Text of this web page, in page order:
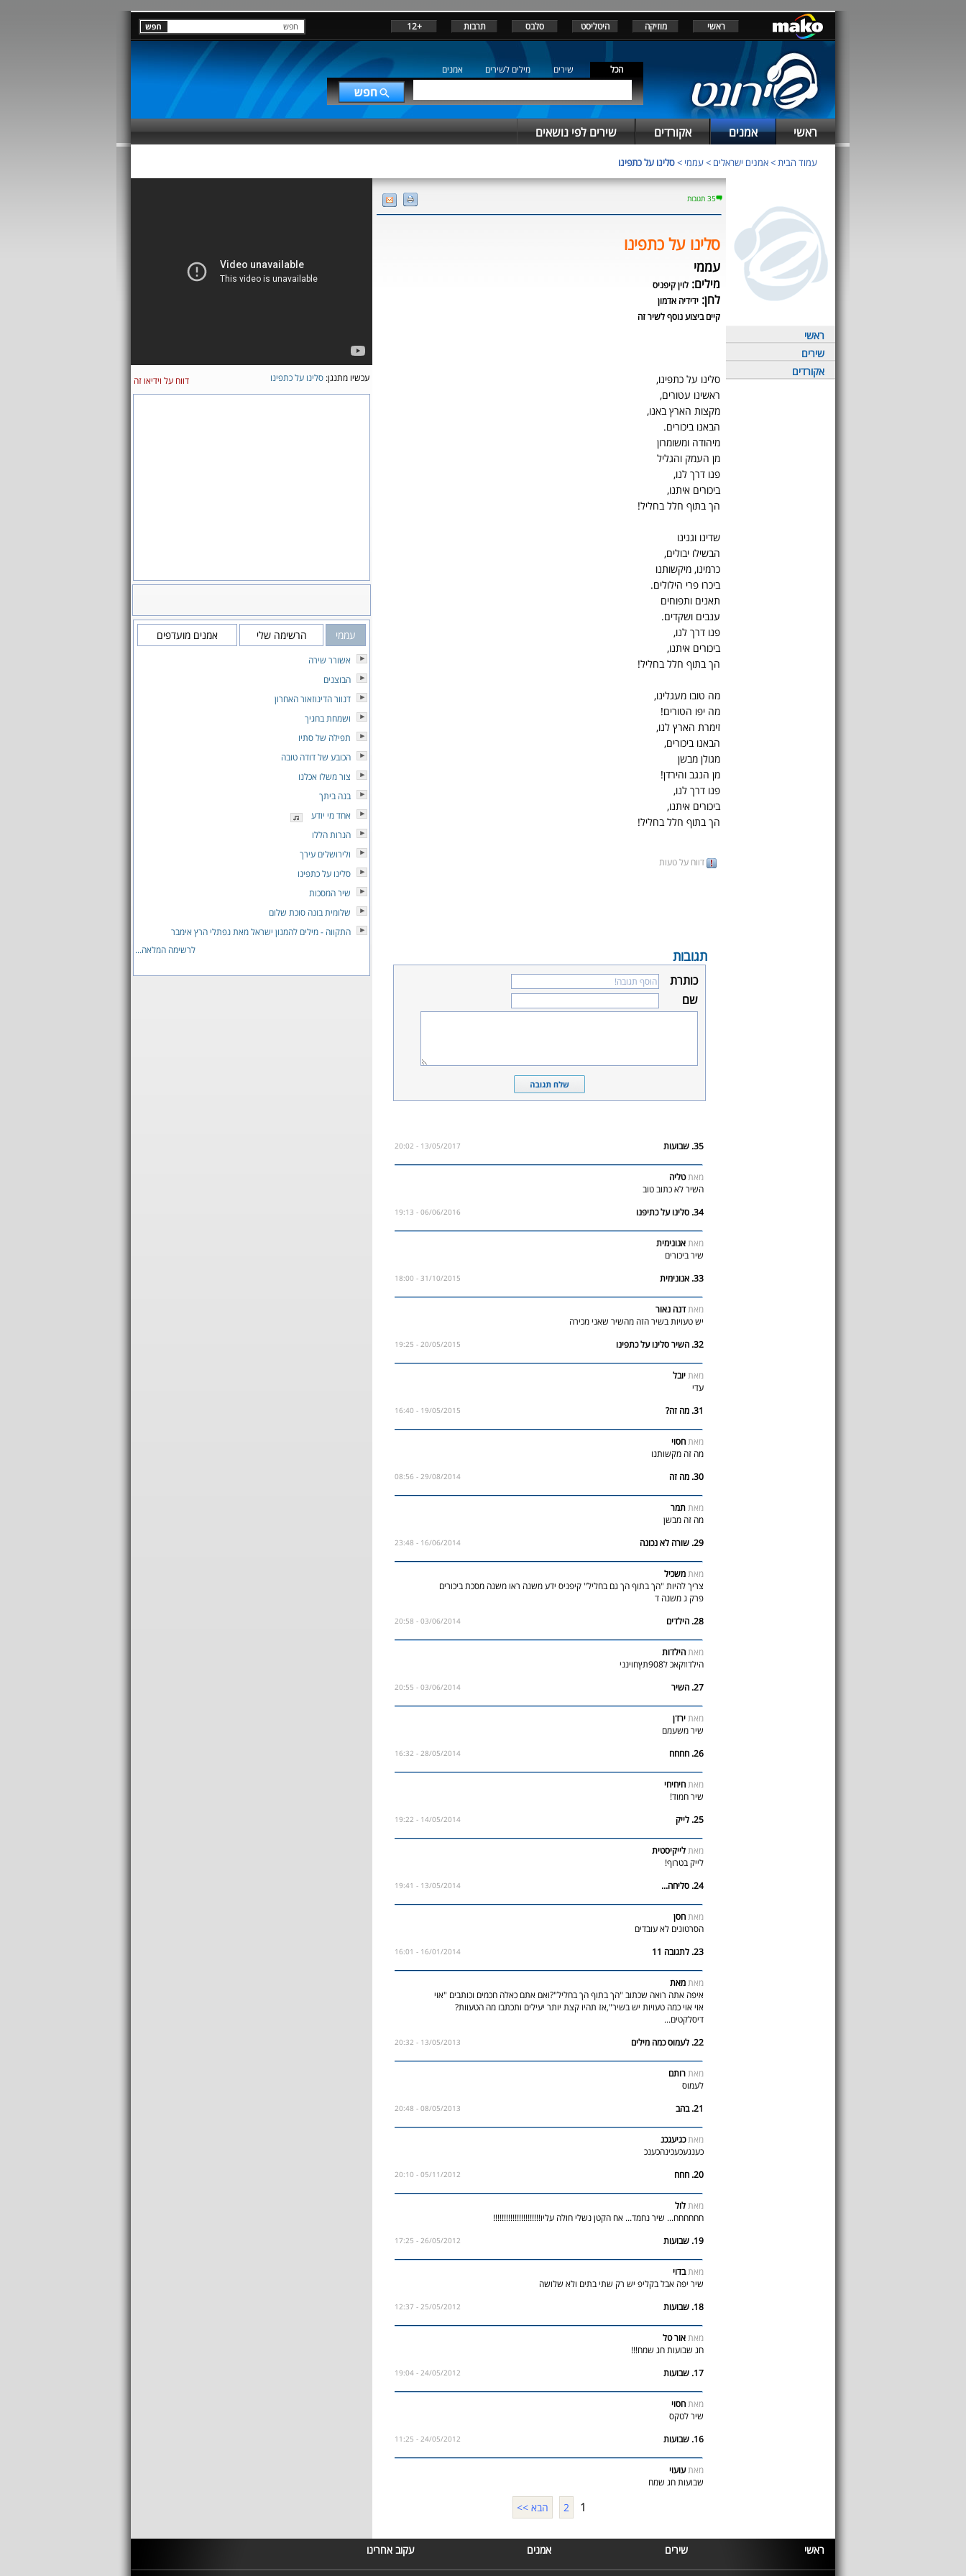
ראשי מוזיקה היטליסט סלבס תרבות +12
הכל שירים מילים לשירים אמנים
ראשי אמנים אקורדים שירים לפי נושאים
עמוד הבית>אמנים ישראלים >עממי >סלינו על כתפינו
ראשי
שירים
אקורדים
35 תגובות
סלינו על כתפינו
עממי
מילים: לוין קיפניס
לחן: ידידיה אדמון
קיים ביצוע נוסף לשיר זה
סלינו על כתפינו,
ראשינו עטורים,
מקצות הארץ באנו,
הבאנו ביכורים.
מיהודה ומשומרון
מן העמק והגליל
פנו דרך לנו,
ביכורים איתנו,
הך בתוף חלל בחליל!
שדינו וגנינו
הבשילו יבולים,
כרמינו, מיקשותנו
ביכרו פרי הילולים.
תאנים ותפוחים
ענבים ושקדים.
פנו דרך לנו,
ביכורים איתנו,
הך בתוף חלל בחליל!
מה טובו מעגלינו,
מה יפו הטורים!
זימרת הארץ לנו,
הבאנו ביכורים,
מגולן מבשן
מן הנגב והירדן!
פנו דרך לנו,
ביכורים איתנו,
הך בתוף חלל בחליל!
דווח על טעות
תגובות
כותרת
שם
35. שבועות 13/05/2017 - 20:02
מאתטליה
השיר לא כתוב טוב
34. סלינו על כתיפנו
06/06/2016 - 19:13
מאתאנונימית
שיר ביכורים
33. אנונימית
31/10/2015 - 18:00
מאתדנה נאור
יש טעויות בשיר הזה מהשיר שאני מכירה
32. השיר סלינו על כתפינו
20/05/2015 - 19:25
מאתיובל
עדי
31. מה זה?
19/05/2015 - 16:40
מאתחסוי
מה זה מקשותנו
30. מה זה
29/08/2014 - 08:56
מאתתמר
מה זה מבשן
29. שורה לא נכונה
16/06/2014 - 23:48
מאתמשכיל
צריך להיות "הך בתוף הך גם בחליל" קיפניס ידע משנה ראו משנה מסכת ביכורים
פרק ג משנה ד
28. הילדים
03/06/2014 - 20:58
מאתהילדות
הילדװקאכ ל908תץחוינני
27. השיר
03/06/2014 - 20:55
מאתירדן
שיר משעמם
26. חחחח
28/05/2014 - 16:32
מאתחיחיחי
שיר חמוד!
25. לייק
14/05/2014 - 19:22
מאתלייקיסטית
לייק בטרוף!
24. סליחה...
13/05/2014 - 19:41
מאתחסן
הסרטונים לא עובדים
23. לתגובה 11
16/01/2014 - 16:01
מאתמאת
איפה אתה רואה שכתוב "הך בתוף הך בחליל"?ואם אתם כאלה חכמים וכותבים "אוי
אוי אוי כמה טעויות יש בשיר",אז תהיו קצת יותר יעילים ותכתבו מה הטעוות?
דיסלקטים...
22. לעמוס כמה מילים
13/05/2013 - 20:32
מאתרותם
לעמוס
21. בהב
08/05/2013 - 20:48
מאתכגיעגכנ
כענגעכעכינהכענכ
20. חחח
05/11/2012 - 20:10
מאתלול
חחחחחח... שיר נחמד... אח הקטן נשלי חולה עליו!!!!!!!!!!!!!!!!!!!!!!
19. שבועות
26/05/2012 - 17:25
מאתבדוי
שיר יפה אבל בקליפ יש רק שתי בתים ולא שלושה
18. שבועות
25/05/2012 - 12:37
מאתאור טל
חג שבועות חג שמח!!!
17. שבועות
24/05/2012 - 19:04
מאתחסוי
שיר לטקס
16. שבועות
24/05/2012 - 11:25
מאתעועוי
שבועות חג שמח
1
2 הבא >>
עכשיו מתנגן: סלינו על כתפינו דווח על וידיאו זה
עממי הרשימה שלי אמנים מועדפים
אשורר שירה
הבוצנים
דנוור הדינוזאור האחרון
ושמחת בחגיך
תפילה של סתיו
הכובע של דודה טובה
צור משלו אכלנו
בנה ביתך
אחד מי יודע
הנרות הללו
ולירושלים עירך
סלינו על כתפינו
שיר המסכות
שלומית בונה סוכת שלום
התקווה - מילים להמנון ישראל מאת נפתלי הרץ אימבר
לרשימה המלאה...
ראשי שירים אמנים עקוב אחרינו